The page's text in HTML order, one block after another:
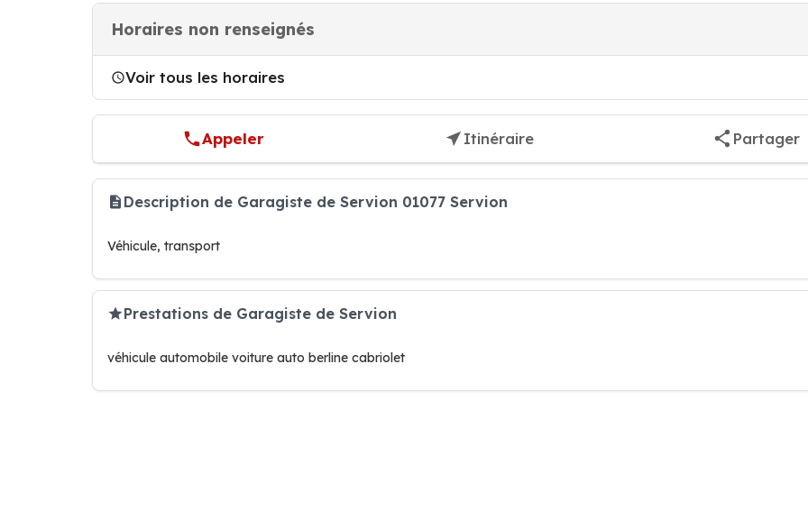
Horaires non renseignés
Voir tous les horaires
Appeler Itinéraire Partager
Description de Garagiste de Servion 01077 Servion
Véhicule, transport
Prestations de Garagiste de Servion
véhicule automobile voiture auto berline cabriolet